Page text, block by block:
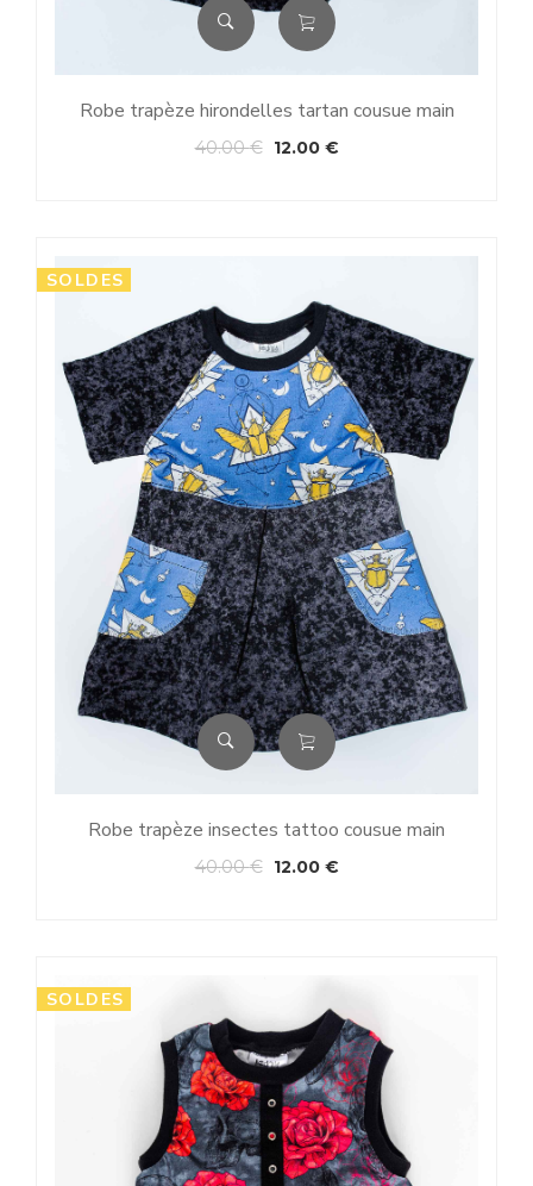
Robe trapèze hirondelles tartan cousue main
40.00€ 12.00 €
SOLDES
Robe trapèze insectes tattoo cousue main
40.00€ 12.00 €
SOLDES